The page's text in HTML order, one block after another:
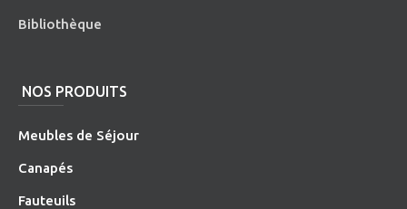
Bibliothèque
NOS PRODUITS
Meubles de Séjour
Canapés
Fauteuils